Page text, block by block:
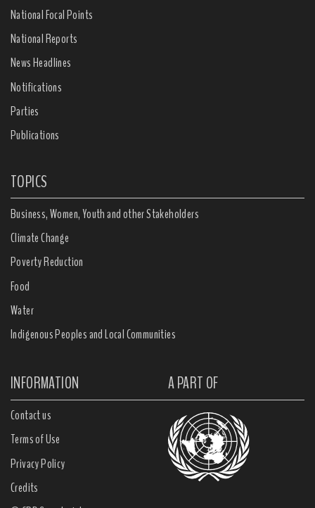
National Focal Points
National Reports
News Headlines
Notifications
Parties
Publications
TOPICS
Business, Women, Youth and other Stakeholders
Climate Change
Poverty Reduction
Food
Water
Indigenous Peoples and Local Communities
INFORMATION A PART OF
Contact us
Terms of Use
Privacy Policy
Credits